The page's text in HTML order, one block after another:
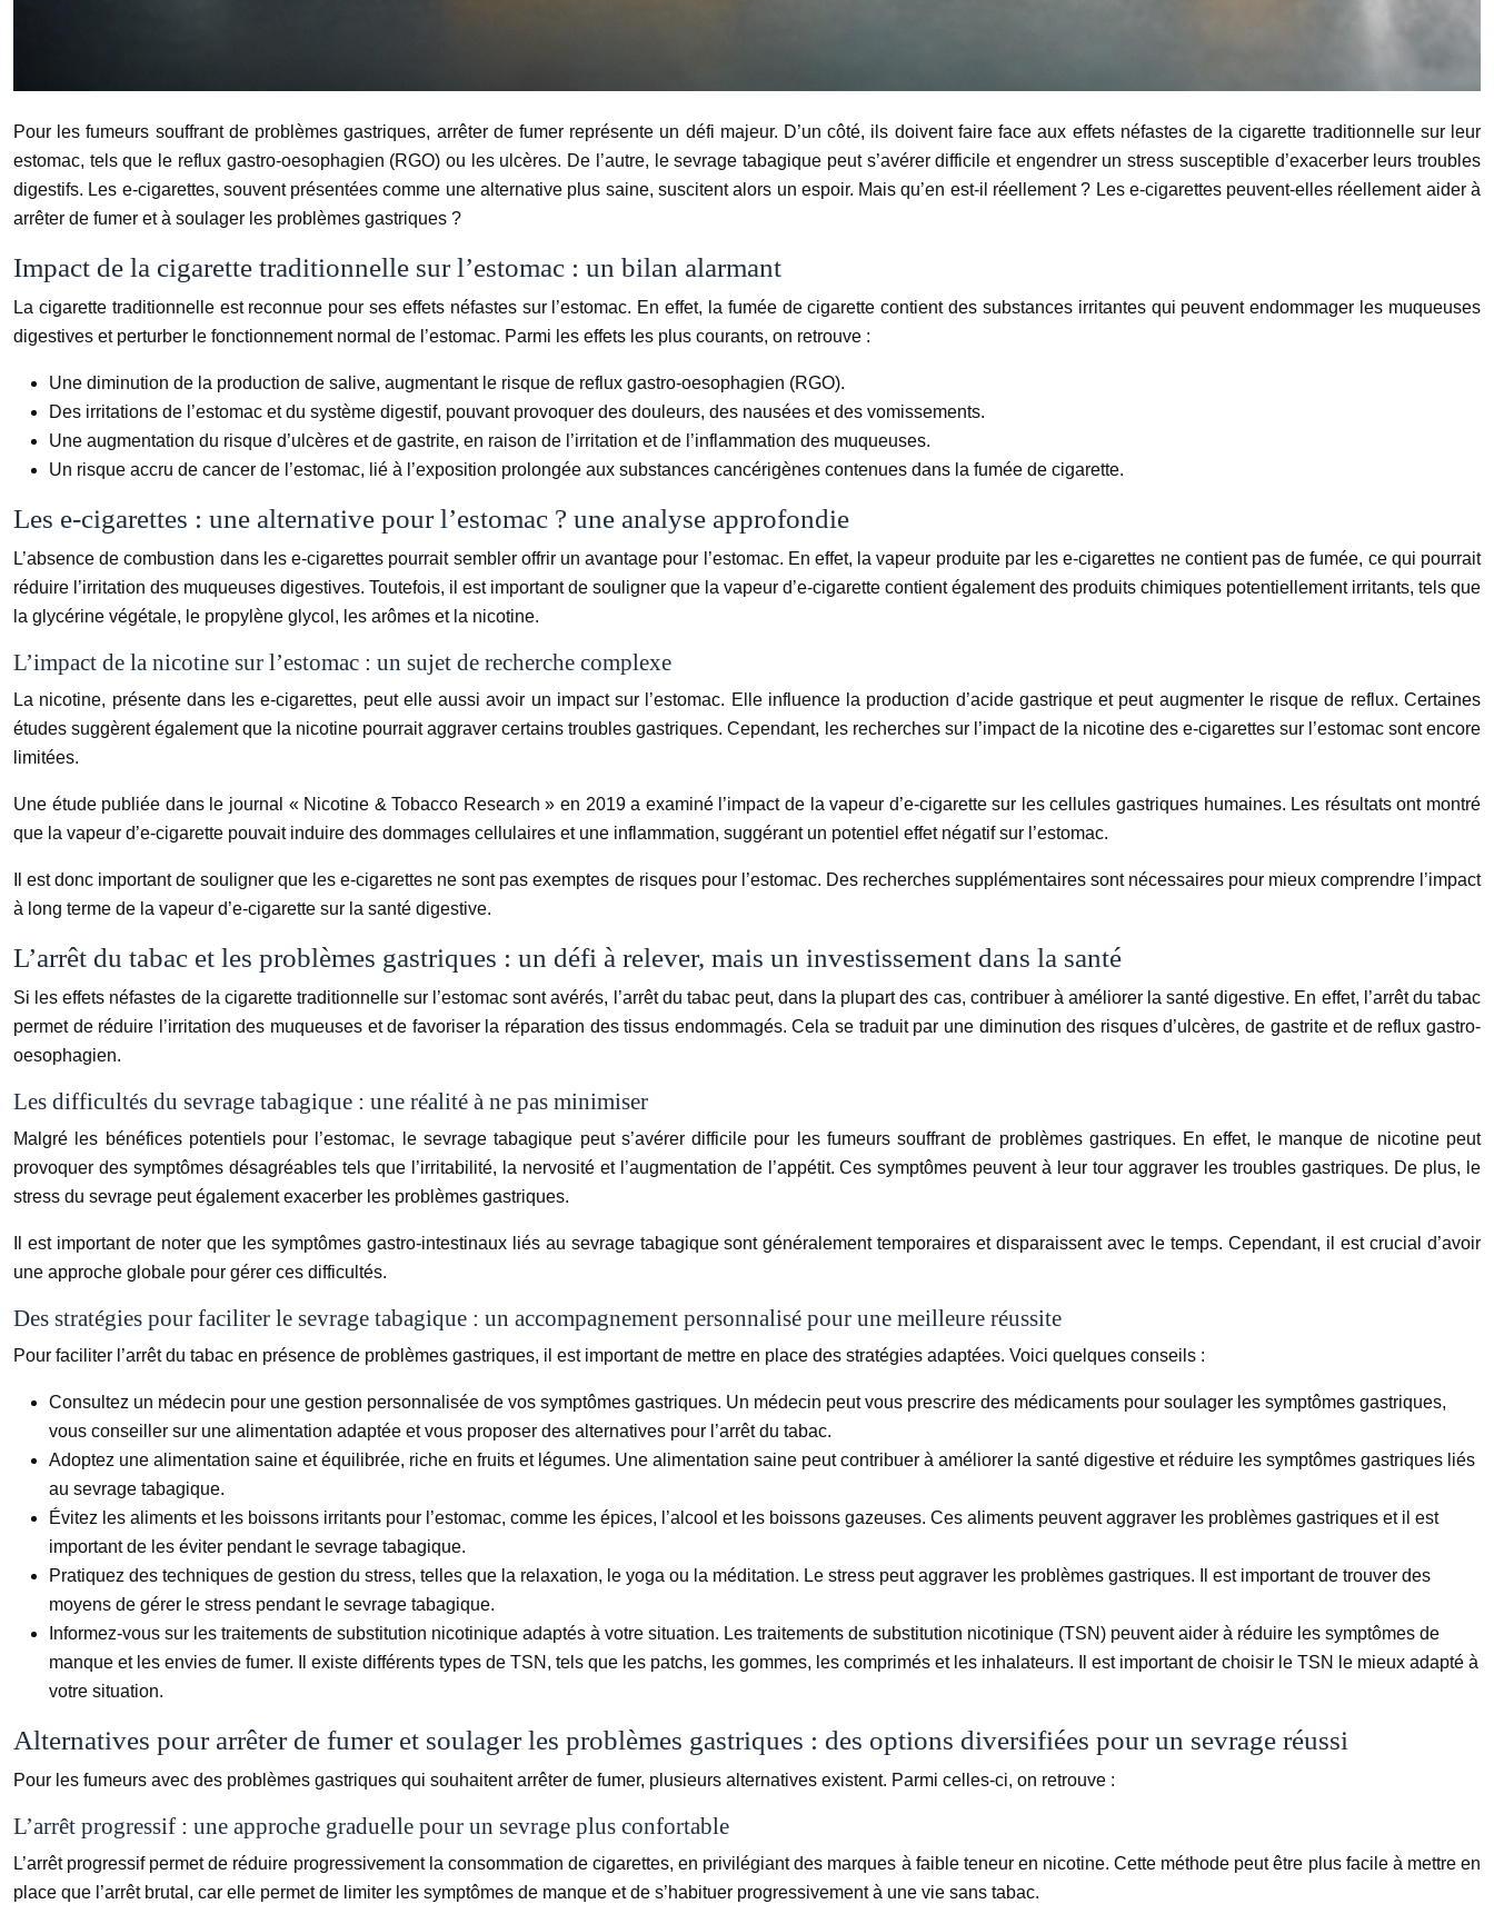
Pour les fumeurs souffrant de problèmes gastriques, arrêter de fumer représente un défi majeur. D’un côté, ils doivent faire face aux effets néfastes de la cigarette traditionnelle sur leur
estomac, tels que le reflux gastro-oesophagien (RGO) ou les ulcères. De l’autre, le sevrage tabagique peut s’avérer difficile et engendrer un stress susceptible d’exacerber leurs troubles
digestifs. Les e-cigarettes, souvent présentées comme une alternative plus saine, suscitent alors un espoir. Mais qu’en est-il réellement ? Les e-cigarettes peuvent-elles réellement aider à
arrêter de fumer et à soulager les problèmes gastriques ?
Impact de la cigarette traditionnelle sur l’estomac : un bilan alarmant
La cigarette traditionnelle est reconnue pour ses effets néfastes sur l’estomac. En effet, la fumée de cigarette contient des substances irritantes qui peuvent endommager les muqueuses
digestives et perturber le fonctionnement normal de l’estomac. Parmi les effets les plus courants, on retrouve :
Une diminution de la production de salive, augmentant le risque de reflux gastro-oesophagien (RGO).
Des irritations de l’estomac et du système digestif, pouvant provoquer des douleurs, des nausées et des vomissements.
Une augmentation du risque d’ulcères et de gastrite, en raison de l’irritation et de l’inflammation des muqueuses.
Un risque accru de cancer de l’estomac, lié à l’exposition prolongée aux substances cancérigènes contenues dans la fumée de cigarette.
Les e-cigarettes : une alternative pour l’estomac ? une analyse approfondie
L’absence de combustion dans les e-cigarettes pourrait sembler offrir un avantage pour l’estomac. En effet, la vapeur produite par les e-cigarettes ne contient pas de fumée, ce qui pourrait
réduire l’irritation des muqueuses digestives. Toutefois, il est important de souligner que la vapeur d’e-cigarette contient également des produits chimiques potentiellement irritants, tels que
la glycérine végétale, le propylène glycol, les arômes et la nicotine.
L’impact de la nicotine sur l’estomac : un sujet de recherche complexe
La nicotine, présente dans les e-cigarettes, peut elle aussi avoir un impact sur l’estomac. Elle influence la production d’acide gastrique et peut augmenter le risque de reflux. Certaines
études suggèrent également que la nicotine pourrait aggraver certains troubles gastriques. Cependant, les recherches sur l’impact de la nicotine des e-cigarettes sur l’estomac sont encore
limitées.
Une étude publiée dans le journal « Nicotine & Tobacco Research » en 2019 a examiné l’impact de la vapeur d’e-cigarette sur les cellules gastriques humaines. Les résultats ont montré
que la vapeur d’e-cigarette pouvait induire des dommages cellulaires et une inflammation, suggérant un potentiel effet négatif sur l’estomac.
Il est donc important de souligner que les e-cigarettes ne sont pas exemptes de risques pour l’estomac. Des recherches supplémentaires sont nécessaires pour mieux comprendre l’impact
à long terme de la vapeur d’e-cigarette sur la santé digestive.
L’arrêt du tabac et les problèmes gastriques : un défi à relever, mais un investissement dans la santé
Si les effets néfastes de la cigarette traditionnelle sur l’estomac sont avérés, l’arrêt du tabac peut, dans la plupart des cas, contribuer à améliorer la santé digestive. En effet, l’arrêt du tabac
permet de réduire l’irritation des muqueuses et de favoriser la réparation des tissus endommagés. Cela se traduit par une diminution des risques d’ulcères, de gastrite et de reflux gastro-
oesophagien.
Les difficultés du sevrage tabagique : une réalité à ne pas minimiser
Malgré les bénéfices potentiels pour l’estomac, le sevrage tabagique peut s’avérer difficile pour les fumeurs souffrant de problèmes gastriques. En effet, le manque de nicotine peut
provoquer des symptômes désagréables tels que l’irritabilité, la nervosité et l’augmentation de l’appétit. Ces symptômes peuvent à leur tour aggraver les troubles gastriques. De plus, le
stress du sevrage peut également exacerber les problèmes gastriques.
Il est important de noter que les symptômes gastro-intestinaux liés au sevrage tabagique sont généralement temporaires et disparaissent avec le temps. Cependant, il est crucial d’avoir
une approche globale pour gérer ces difficultés.
Des stratégies pour faciliter le sevrage tabagique : un accompagnement personnalisé pour une meilleure réussite
Pour faciliter l’arrêt du tabac en présence de problèmes gastriques, il est important de mettre en place des stratégies adaptées. Voici quelques conseils :
Consultez un médecin pour une gestion personnalisée de vos symptômes gastriques. Un médecin peut vous prescrire des médicaments pour soulager les symptômes gastriques,
vous conseiller sur une alimentation adaptée et vous proposer des alternatives pour l’arrêt du tabac.
Adoptez une alimentation saine et équilibrée, riche en fruits et légumes. Une alimentation saine peut contribuer à améliorer la santé digestive et réduire les symptômes gastriques liés
au sevrage tabagique.
Évitez les aliments et les boissons irritants pour l’estomac, comme les épices, l’alcool et les boissons gazeuses. Ces aliments peuvent aggraver les problèmes gastriques et il est
important de les éviter pendant le sevrage tabagique.
Pratiquez des techniques de gestion du stress, telles que la relaxation, le yoga ou la méditation. Le stress peut aggraver les problèmes gastriques. Il est important de trouver des
moyens de gérer le stress pendant le sevrage tabagique.
Informez-vous sur les traitements de substitution nicotinique adaptés à votre situation. Les traitements de substitution nicotinique (TSN) peuvent aider à réduire les symptômes de
manque et les envies de fumer. Il existe différents types de TSN, tels que les patchs, les gommes, les comprimés et les inhalateurs. Il est important de choisir le TSN le mieux adapté à
votre situation.
Alternatives pour arrêter de fumer et soulager les problèmes gastriques : des options diversifiées pour un sevrage réussi
Pour les fumeurs avec des problèmes gastriques qui souhaitent arrêter de fumer, plusieurs alternatives existent. Parmi celles-ci, on retrouve :
L’arrêt progressif : une approche graduelle pour un sevrage plus confortable
L’arrêt progressif permet de réduire progressivement la consommation de cigarettes, en privilégiant des marques à faible teneur en nicotine. Cette méthode peut être plus facile à mettre en
place que l’arrêt brutal, car elle permet de limiter les symptômes de manque et de s’habituer progressivement à une vie sans tabac.